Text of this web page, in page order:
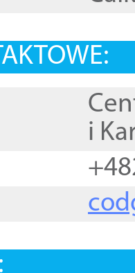
i